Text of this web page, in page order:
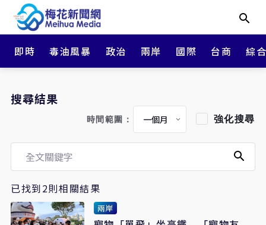
即時 毒油風暴 政治 兩岸 國際 台商 綜
搜尋結果
時間範圍： 強化搜尋
已找到2則相關結果
兩岸